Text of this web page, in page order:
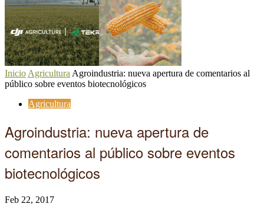
Inicio Agricultura Agroindustria: nueva apertura de comentarios al
público sobre eventos biotecnológicos
Agricultura
Agroindustria: nueva apertura de
comentarios al público sobre eventos
biotecnológicos
Feb 22, 2017